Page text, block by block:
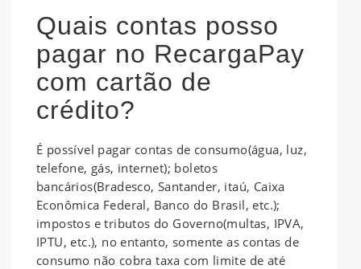
Quais contas posso
pagar no RecargaPay
com cartão de
crédito?
É possível pagar contas de consumo(água, luz,
telefone, gás, internet); boletos
bancários(Bradesco, Santander, itaú, Caixa
Econômica Federal, Banco do Brasil, etc.);
impostos e tributos do Governo(multas, IPVA,
IPTU, etc.), no entanto, somente as contas de
consumo não cobra taxa com limite de até